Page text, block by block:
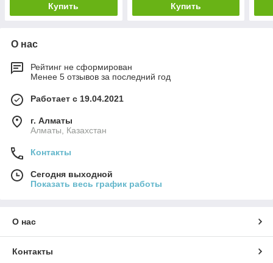
Купить Купить
О нас
Рейтинг не сформирован
Менее 5 отзывов за последний год
Работает с 19.04.2021
г. Алматы
Алматы, Казахстан
Контакты
Сегодня выходной
Показать весь график работы
О нас
Контакты